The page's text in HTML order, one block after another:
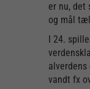
er nu, det
og mål
I 24.
alverdens
vandt fx